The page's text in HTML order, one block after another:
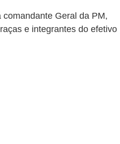
Geral da PM,
e integrantes do efetivo